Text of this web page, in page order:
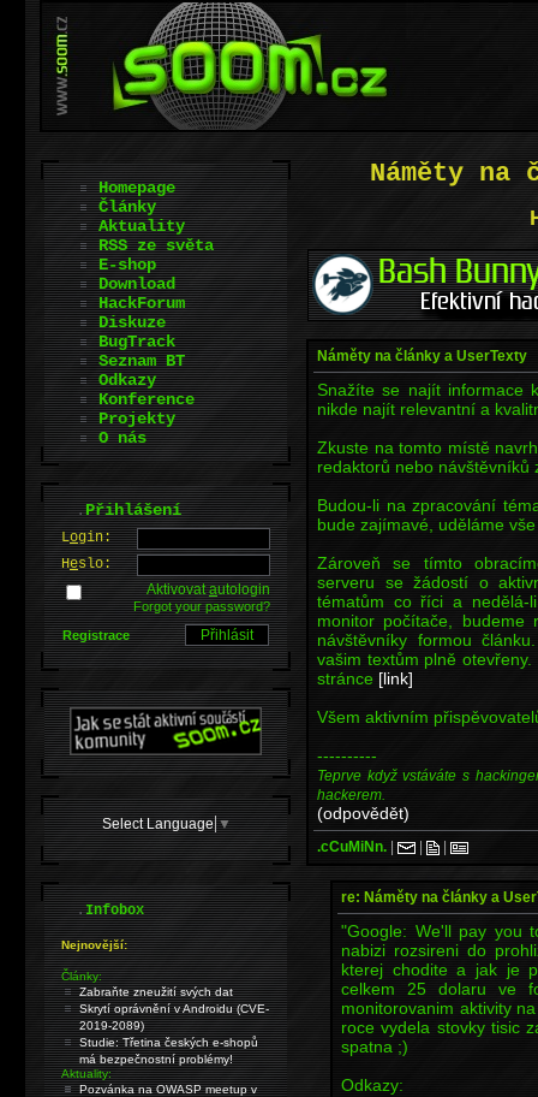
Náměty na
Náměty na články a UserTexty
Snažíte se najít informace
nikde najít relevantní a
Zkuste na tomto místě
redaktorů nebo návštěvníků
Budou-li na zpracování
bude zajímavé, uděláme
Zároveň se tímto
serveru se žádostí o
tématům co říci a nedělá-
monitor počítače,
návštěvníky formou
vašim textům plně
stránce [link]
Všem aktivním
----------
Teprve když vstáváte s
hackerem.
(odpovědět)
.cCuMiNn. | | |
re: Náměty na články a
"Google: We'll pay you
nabizi rozsireni do
kterej chodite a jak je
celkem 25 dolaru ve
monitorovanim aktivity
roce vydela stovky tisic
spatna ;)
Odkazy:
Homepage
Články
Aktuality
RSS ze světa
E-shop
Download
HackForum
Diskuze
BugTrack
Seznam BT
Odkazy
Konference
Projekty
O nás
.Přihlášení
Login:
Heslo:
Aktivovatautologin
Forgot your password?
Registrace
Select Language ▼
.Infobox
Nejnovější:
Články:
Zabraňte zneužití svých dat
Skrytí oprávnění v Androidu (CVE-
2019-2089)
Studie: Třetina českých e-shopů
má bezpečnostní problémy!
Aktuality:
Pozvánka na OWASP meetup v